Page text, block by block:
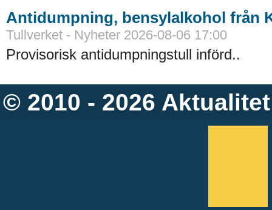
Antidumpning, bensylalkohol från
Tullverket - Nyheter 2026-08-06 17:00
Provisorisk antidumpningstull införd..
© 2010 - 2026 Aktualitet